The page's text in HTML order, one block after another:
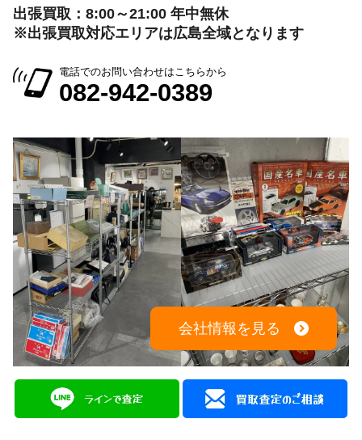
出張買取：8:00～21:00 年中無休
※出張買取対応エリアは広島全域となります
電話でのお問い合わせはこちらから
082-942-0389
会社情報を見る